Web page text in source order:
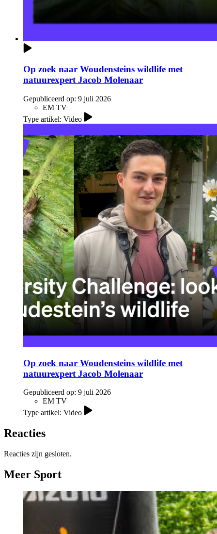
Op zoek naar Woudensteins wildlife met
natuurexpert Jacob Molenaar
Gepubliceerd op: 9 juli 2026
EM TV
Type artikel: Video
Op zoek naar Woudensteins wildlife met
natuurexpert Jacob Molenaar
Gepubliceerd op: 9 juli 2026
EM TV
Type artikel: Video
Reacties
Reacties zijn gesloten.
Meer Sport